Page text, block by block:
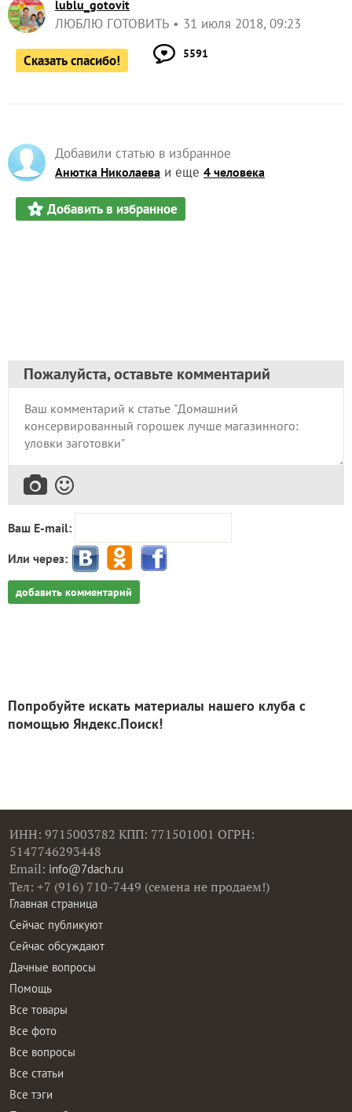
lublu_gotovit
ЛЮБЛЮ ГОТОВИТЬ 31 июля 2018, 09:23
Сказать спасибо! 5591
Добавили статью в избранное
Анютка Николаева и еще 4 человека
Добавить в избранное
Пожалуйста, оставьте комментарий
Ваш E-mail:
Или через:
добавить комментарий
Попробуйте искать материалы нашего клуба с
помощью Яндекс.Поиск!
ИНН: 9715003782 КПП: 771501001 ОГРН:
5147746293448
Email: info@7dach.ru
Тел: +7 (916) 710-7449 (семена не продаем!)
Главная страница
Сейчас публикуют
Сейчас обсуждают
Дачные вопросы
Помощь
Все товары
Все фото
Все вопросы
Все статьи
Все тэги